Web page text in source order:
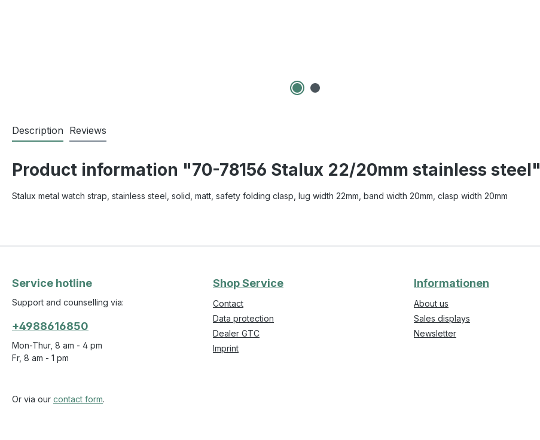
Description Reviews
Product information "70-78156 Stalux 22/20mm stainless steel"
Stalux metal watch strap, stainless steel, solid, matt, safety folding clasp, lug width 22mm, band width 20mm, clasp width 20mm
Service hotline
Support and counselling via:
+4988616850
Mon-Thur, 8 am - 4 pm
Fr, 8 am - 1 pm
Or via our contact form.
Shop Service
Contact
Data protection
Dealer GTC
Imprint
Informationen
About us
Sales displays
Newsletter